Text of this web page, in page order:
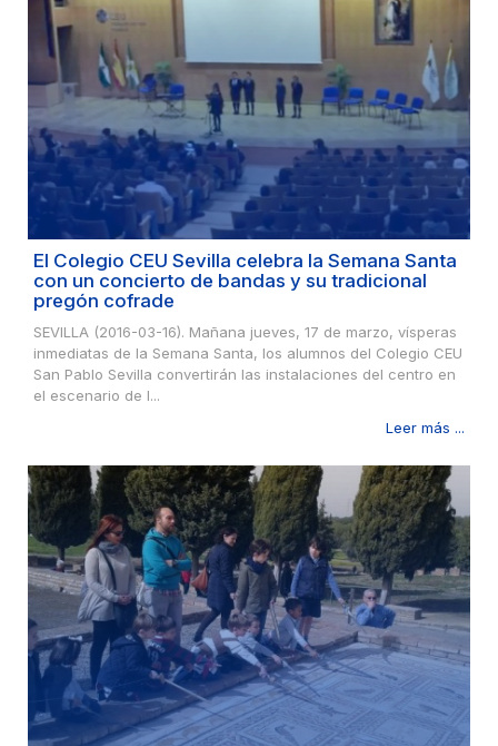
El Colegio CEU Sevilla celebra la Semana Santa
con un concierto de bandas y su tradicional
pregón cofrade
SEVILLA (2016-03-16). Mañana jueves, 17 de marzo, vísperas
inmediatas de la Semana Santa, los alumnos del Colegio CEU
San Pablo Sevilla convertirán las instalaciones del centro en
el escenario de l...
Leer más ...